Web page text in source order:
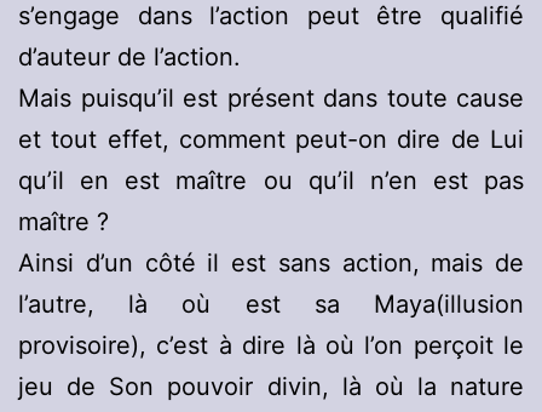
s’engage dans l’action peut être qualifié
d’auteur de l’action.
Mais puisqu’il est présent dans toute cause
et tout effet, comment peut-on dire de Lui
qu’il en est maître ou qu’il n’en est pas
maître ?
Ainsi d’un côté il est sans action, mais de
l’autre, là où est sa Maya(illusion
provisoire), c’est à dire là où l’on perçoit le
jeu de Son pouvoir divin, là où la nature